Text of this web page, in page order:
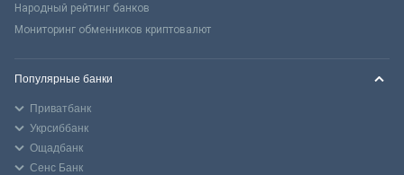
Народный рейтинг банков
Мониторинг обменников криптовалют
Популярные банки
Приватбанк
Укрсиббанк
Ощадбанк
Сенс Банк